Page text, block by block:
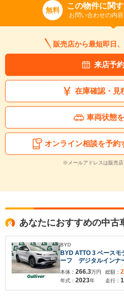
無料 この物件に関
お問い合わせの内
販売店から最短即日
来店予
在庫確認・見
車両状態
オンライン相談を予約
※メールアドレスは販売店
あなたにおすすめの中古
BYD
BYD ATTO 3 ベース
ーフ デジタルイン
滑り防止 クルーズコ
モニター シートヒ
ETC ワイヤレス充電
本体： 266.3万円
年式： 2023年
総額：
走行：